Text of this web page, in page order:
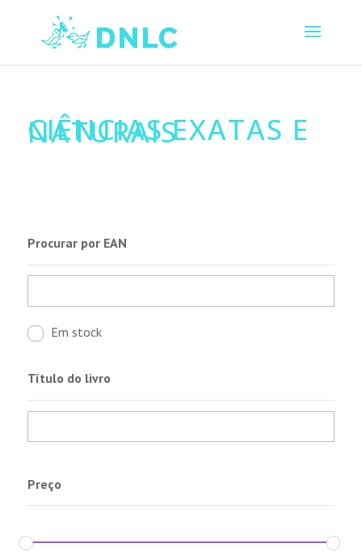
CIÊNCIAS EXATAS E
NATURAIS
Procurar por EAN
Em stock
Título do livro
Preço